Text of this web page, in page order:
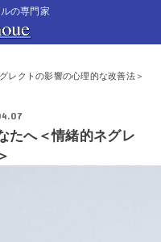
の専門家
レクトの影響の心理的な改善法＞
たへ＜情緒的ネグレ